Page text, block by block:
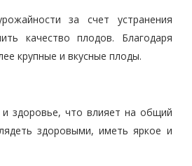
за счет устранения
качество плодов. Благодаря
крупные и вкусные плоды.
и здоровье, что влияет на общий
здоровыми, иметь яркое и